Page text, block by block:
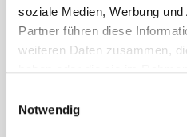
soziale Medien, Werbung
Partner führen diese
weiteren Daten zusammen,
Notwendig
125
125 80
125
140 80